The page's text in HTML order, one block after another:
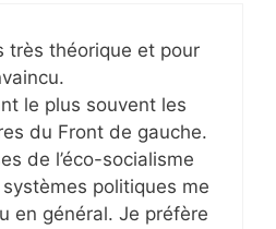
très théorique et pour
le plus souvent les
du Front de gauche.
de l’éco-socialisme
politiques me
en général. Je préfère